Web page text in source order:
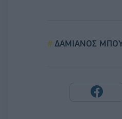
ΔΑΜΙΑΝΟΣ